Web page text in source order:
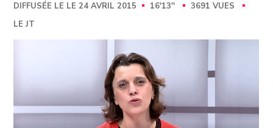
DIFFUSÉE LE LE 24 AVRIL 2015 16'13''
3691 VUES
LE JT